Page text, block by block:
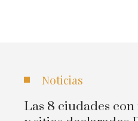
Noticias
Las 8 ciudades